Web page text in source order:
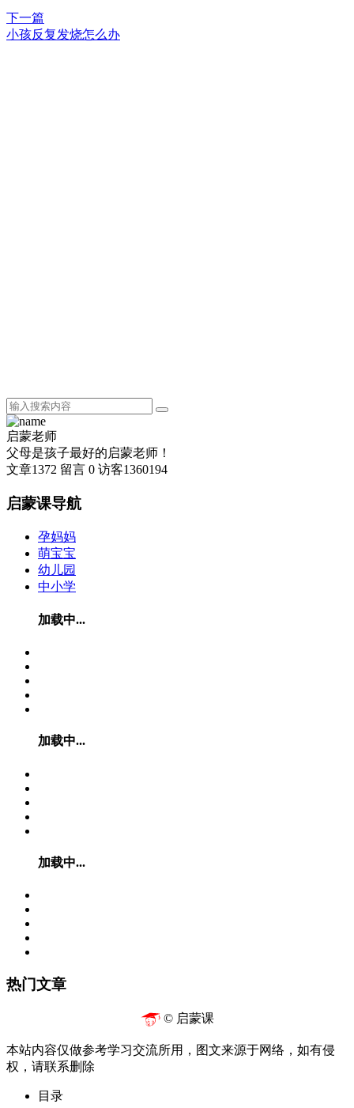
下一篇
小孩反复发烧怎么办
启蒙老师
父母是孩子最好的启蒙老师！
文章1372 留言 0 访客1360194
启蒙课导航
孕妈妈
萌宝宝
幼儿园
中小学
加载中...
加载中...
加载中...
热门文章
© 启蒙课
本站内容仅做参考学习交流所用，图文来源于网络，如有侵
权，请联系删除
目录